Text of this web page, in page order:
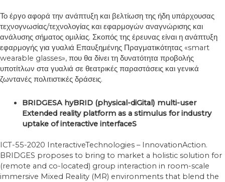
Το έργο αφορά την ανάπτυξη και βελτίωση της ήδη υπάρχουσας
τεχνογνωσίας/τεχνολογίας και εφαρμογών αναγνώρισης και
ανάλυσης σήματος ομιλίας. Σκοπός της έρευνας είναι η ανάπτυξη
εφαρμογής για γυαλιά Επαυξημένης Πραγματικότητας «smart
wearable glasses», που θα δίνει τη δυνατότητα προβολής
υποτίτλων στα γυαλιά σε θεατρικές παραστάσεις και γενικά
ζωντανές πολιτιστικές δράσεις.
BRIDGESA hyBRID (physical-diGital) multi-user
Extended reality platform as a stimulus for industry
uptake of interactive interfaceS
ICT-55-2020 InteractiveTechnologies – InnovationAction.
BRIDGES proposes to bring to market a holistic solution for
(remote and co-located) group interaction in room-scale
immersive Mixed Reality (MR) environments that blend the